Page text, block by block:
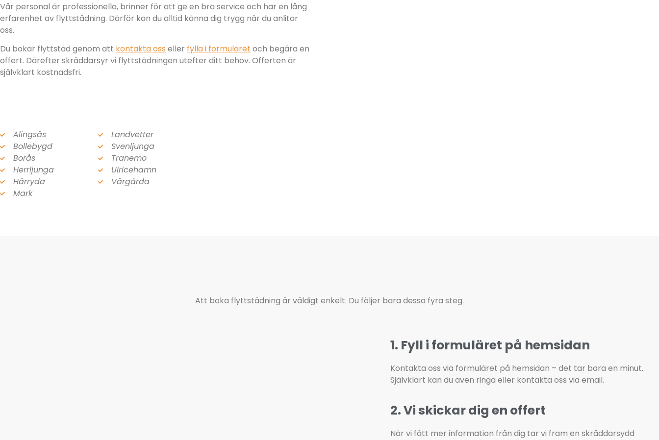
Vår personal är professionella, brinner för att ge en bra service och har en lång
erfarenhet av flyttstädning. Därför kan du alltid känna dig trygg när du anlitar
oss.
Du bokar flyttstäd genom att kontakta oss eller fylla i formuläret och begära en
offert. Därefter skräddarsyr vi flyttstädningen utefter ditt behov. Offerten är
självklart kostnadsfri.
Alingsås
Bollebygd
Borås
Herrljunga
Härryda
Mark
Landvetter
Svenljunga
Tranemo
Ulricehamn
Vårgårda
Att boka flyttstädning är väldigt enkelt. Du följer bara dessa fyra steg.
1. Fyll i formuläret på hemsidan
Kontakta oss via formuläret på hemsidan – det tar bara en minut.
Självklart kan du även ringa eller kontakta oss via email.
2. Vi skickar dig en offert
När vi fått mer information från dig tar vi fram en skräddarsydd